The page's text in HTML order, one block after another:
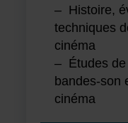
– Histoire,
techniques
cinéma
– Études de
bandes-son
cinéma